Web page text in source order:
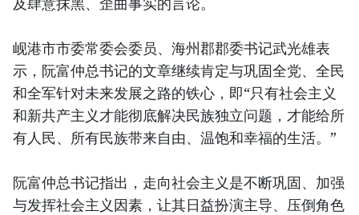
岘港市市委常委会委员、海州郡郡委书记武光雄表
示，阮富仲总书记的文章继续肯定与巩固全党、全民
和全军针对未来发展之路的铁心，即“只有社会主义
和新共产主义才能彻底解决民族独立问题，才能给所
有人民、所有民族带来自由、温饱和幸福的生活。”
阮富仲总书记指出，走向社会主义是不断巩固、加强
与发挥社会主义因素，让其日益扮演主导、压倒角色